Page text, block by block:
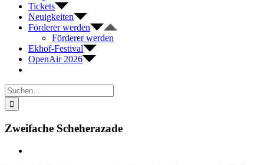
Tickets
Neuigkeiten
Förderer werden
Förderer werden
Ekhof-Festival
OpenAir 2026
Suche
nach:
Zweifache Scheherazade